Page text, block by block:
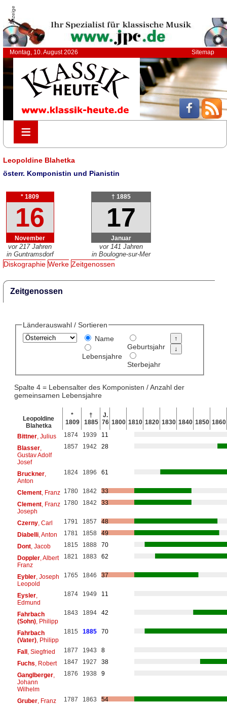
Anzeige
Montag, 10. August 2026 Sitemap
≡
≡
Leopoldine Blahetka
österr. Komponistin und Pianistin
* 1809
16
November
vor 217 Jahren
in Guntramsdorf
† 1885
17
Januar
vor 141 Jahren
in Boulogne-sur-Mer
Diskographie Werke Zeitgenossen
Zeitgenossen
Länderauswahl / Sortieren
Name
Lebensjahre
Geburtsjahr
Sterbejahr
Spalte 4 = Lebensalter des Komponisten / Anzahl der
gemeinsamen Lebensjahre
Leopoldine
Blahetka
*
1809
†
1885
J.
76 1800 1810 1820 1830 1840 1850 1860
Bittner, Julius 1874 1939
11
Blasser,
Gustav Adolf
Josef
1857 1942 28
Bruckner,
Anton
1824 1896 61
Clement, Franz 1780 1842
33
Clement, Franz
Joseph
1780 1842 33
Czerny, Carl 1791 1857
48
Diabelli, Anton 1781 1858
49
Dont, Jacob 1815 1888
70
Doppler, Albert
Franz
1821 1883 62
Eybler, Joseph
Leopold
1765 1846 37
Eysler,
Edmund
1874 1949 11
Fahrbach
(Sohn), Philipp
1843 1894 42
Fahrbach
(Vater), Philipp
1815 1885 70
Fall, Siegfried 1877 1943
8
Fuchs , Robert 1847 1927
38
Ganglberger,
Johann
Wilhelm
1876 1938 9
Gruber, Franz 1787 1863
54